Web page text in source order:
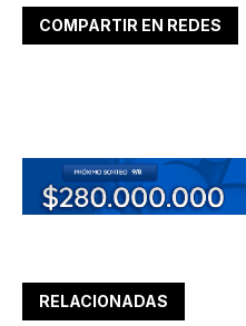
COMPARTIR EN REDES
RELACIONADAS